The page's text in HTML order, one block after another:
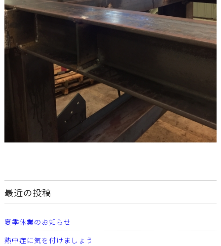
最近の投稿
夏季休業のお知らせ
熱中症に気を付けましょう